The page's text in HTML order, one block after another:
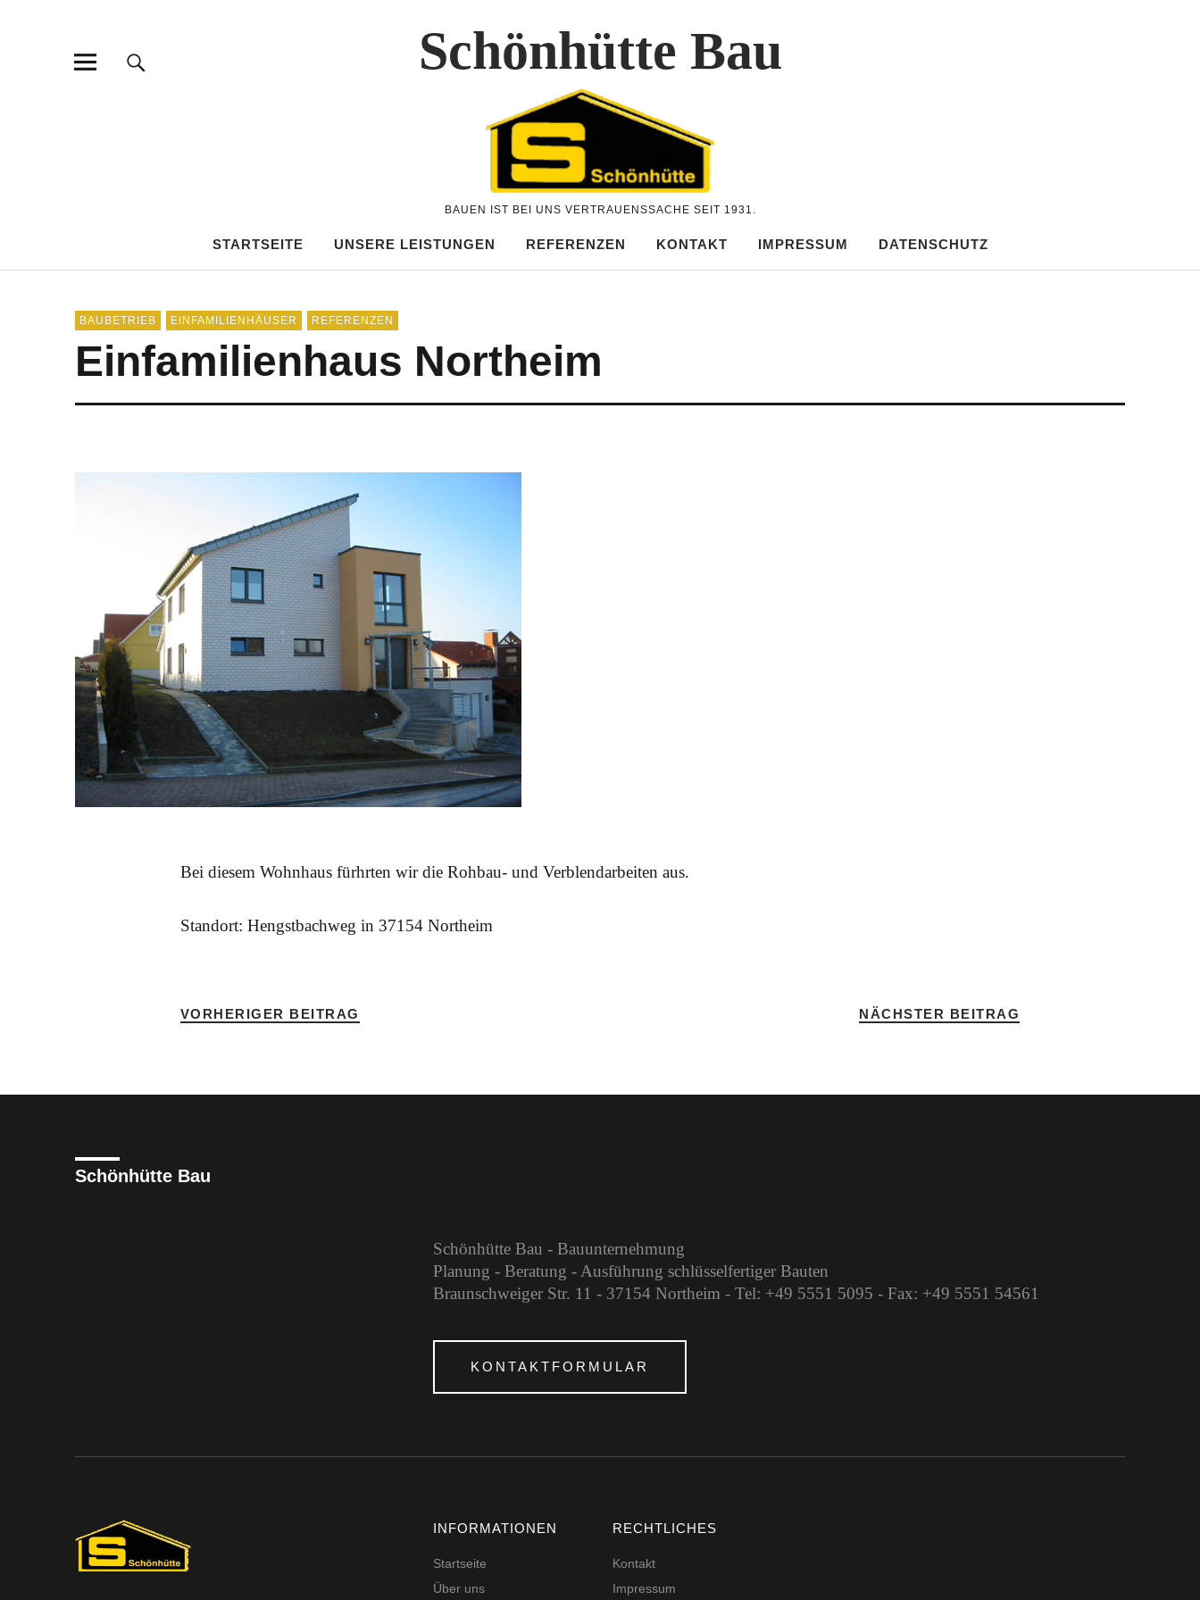
Schönhütte Bau
BAUEN IST BEI UNS VERTRAUENSSACHE SEIT 1931.
STARTSEITE UNSERE LEISTUNGEN REFERENZEN KONTAKT IMPRESSUM DATENSCHUTZ
BAUBETRIEB EINFAMILIENHÄUSER REFERENZEN
Einfamilienhaus Northeim
Bei diesem Wohnhaus fürhrten wir die Rohbau- und Verblendarbeiten aus.
Standort: Hengstbachweg in 37154 Northeim
VORHERIGER BEITRAG NÄCHSTER BEITRAG
Schönhütte Bau
Schönhütte Bau - Bauunternehmung
Planung - Beratung - Ausführung schlüsselfertiger Bauten
Braunschweiger Str. 11 - 37154 Northeim - Tel: +49 5551 5095 - Fax: +49 5551 54561
KONTAKTFORMULAR
INFORMATIONEN
Startseite
Über uns
RECHTLICHES
Kontakt
Impressum